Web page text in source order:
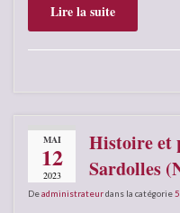
Lire la suite
MAI
12
2023
Histoire et
Sardolles
Deadministrateurdans la catégorie